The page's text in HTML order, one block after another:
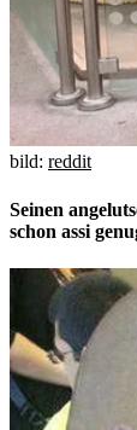
bild: reddit
Seinen
schon assi